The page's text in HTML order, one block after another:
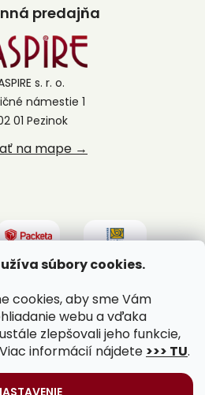
súbory cookies.
cookies, aby sme Vám
webu a vďaka
zlepšovali jeho funkcie,
informácií nájdete >>> TU.
predajňa
s. r. o.
námestie 1
01 Pezinok
na mape →